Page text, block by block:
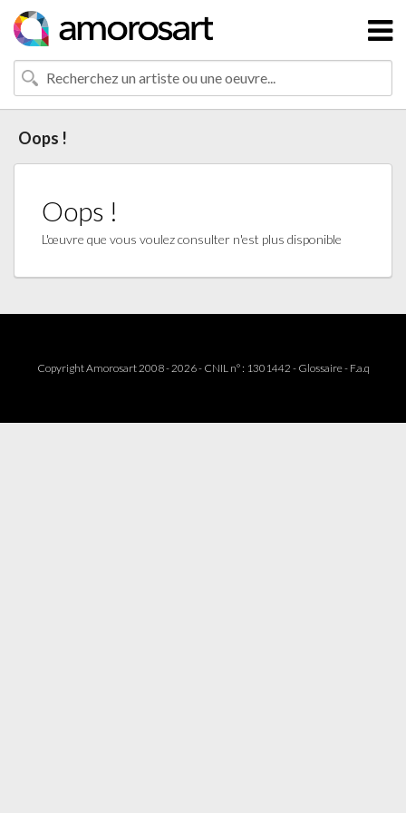
Oops !
Oops !
L'œuvre que vous voulez consulter n'est plus disponible
Copyright Amorosart 2008 - 2026 - CNIL n° : 1301442 - Glossaire- F.a.q